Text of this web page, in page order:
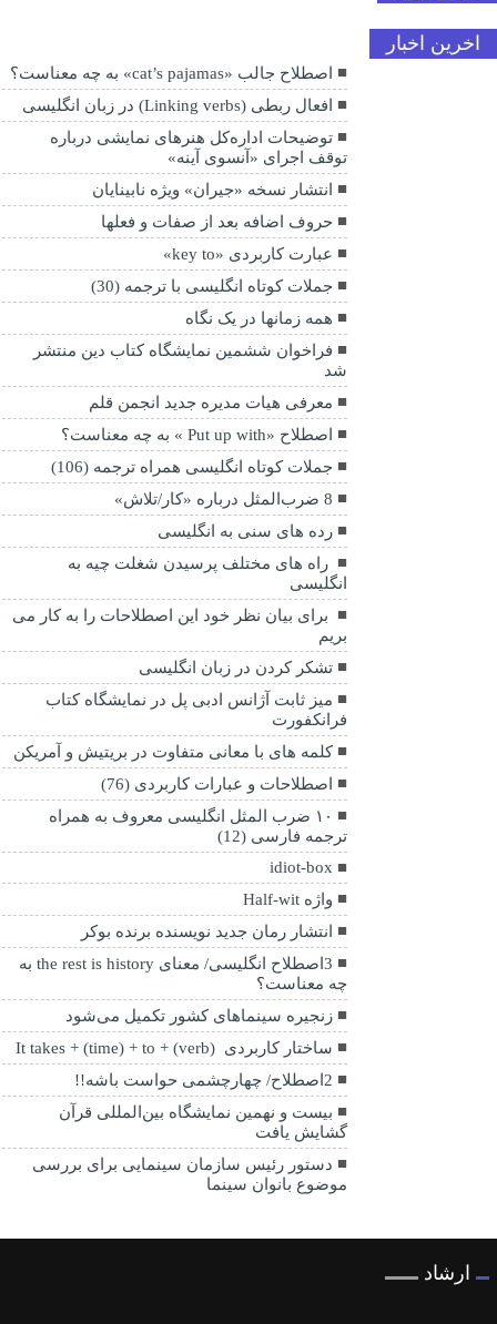
اخرین اخبار
اصطلاح جالب «cat’s pajamas» به چه معناست؟
افعال ربطی (Linking verbs) در زبان انگلیسی
توضیحات اداره‌کل هنرهای نمایشی درباره
توقف اجرای «آنسوی آینه»
انتشار نسخه «جیران» ویژه نابینایان
حروف اضافه بعد از صفات و فعلها
عبارت کاربردی «key to»
جملات کوتاه انگلیسی با ترجمه (30)
همه زمانها در یک نگاه
فراخوان ششمین نمایشگاه کتاب دین منتشر
شد
معرفی هیات مدیره جدید انجمن قلم
اصطلاح «Put up with » به چه معناست؟
جملات کوتاه انگلیسی همراه ترجمه (106)
8 ضرب‌المثل درباره «کار/تلاش»
رده های سنی به انگلیسی
راه های مختلف پرسیدن شغلت چیه به
انگلیسی
برای بیان نظر خود این اصطلاحات را به کار می
بریم
تشکر کردن در زبان انگلیسی
میز ثابت آژانس ادبی پل در نمایشگاه کتاب
فرانکفورت
کلمه های با معانی متفاوت در بریتیش و آمریکن
اصطلاحات و عبارات کاربردی (76)
۱۰ ضرب المثل انگلیسی معروف به همراه
ترجمه فارسی (12)
idiot-box
واژه Half-wit
انتشار رمان جدید نویسنده برنده بوکر
3اصطلاح انگلیسی/ معنای the rest is history به
چه معناست؟
زنجیره سینماهای کشور تکمیل می‌شود
ساختار کاربردی It takes + (time) + to + (verb)
2اصطلاح/ چهارچشمی حواست باشه!!
بیست و نهمین نمایشگاه بین‌المللی قرآن
گشایش یافت
دستور رئیس سازمان سینمایی برای بررسی
موضوع بانوان سینما
ارشاد